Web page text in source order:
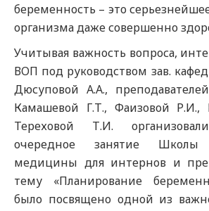
беременность – это
организма даже совершенно
Учитывая важность вопроса,
ВОП под руководством зав.
Дюсуповой А.А.,
Камашевой Г.Т., Фаизовой Р.И.,
Тереховой Т.И.
очередное занятие Школы
медицины для интернов и
тему «Планирование
было посвящено одной из